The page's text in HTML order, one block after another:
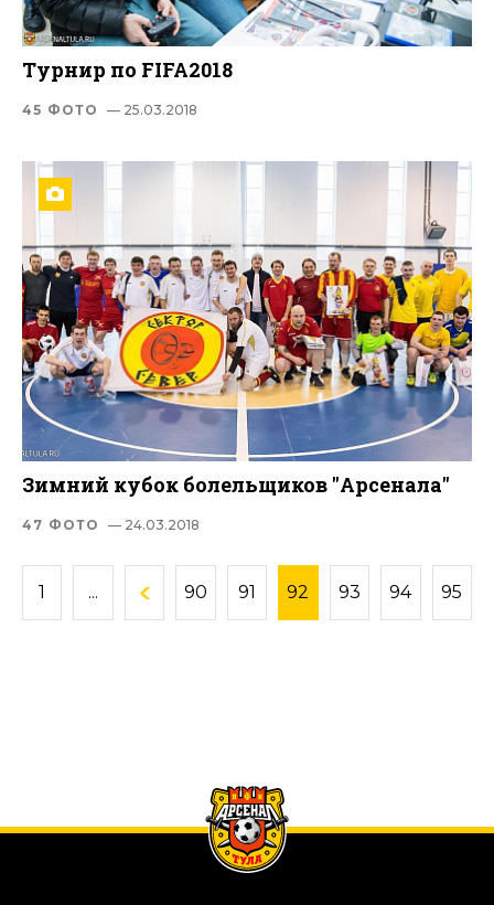
Турнир по FIFA2018
45 ФОТО — 25.03.2018
Зимний кубок болельщиков "Арсенала"
47 ФОТО — 24.03.2018
1 ... 90 91 92 93 94 95